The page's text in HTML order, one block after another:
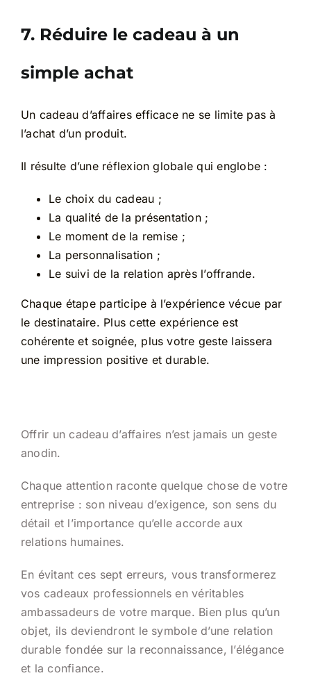
7. Réduire le cadeau à un
simple achat
Un cadeau d’affaires efficace ne se limite pas à
l’achat d’un produit.
Il résulte d’une réflexion globale qui englobe :
Le choix du cadeau ;
La qualité de la présentation ;
Le moment de la remise ;
La personnalisation ;
Le suivi de la relation après l’offrande.
Chaque étape participe à l’expérience vécue par
le destinataire. Plus cette expérience est
cohérente et soignée, plus votre geste laissera
une impression positive et durable.
Offrir un cadeau d’affaires n’est jamais un geste
anodin.
Chaque attention raconte quelque chose de votre
entreprise : son niveau d’exigence, son sens du
détail et l’importance qu’elle accorde aux
relations humaines.
En évitant ces sept erreurs, vous transformerez
vos cadeaux professionnels en véritables
ambassadeurs de votre marque. Bien plus qu’un
objet, ils deviendront le symbole d’une relation
durable fondée sur la reconnaissance, l’élégance
et la confiance.